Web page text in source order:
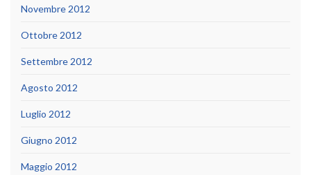
Novembre 2012
Ottobre 2012
Settembre 2012
Agosto 2012
Luglio 2012
Giugno 2012
Maggio 2012